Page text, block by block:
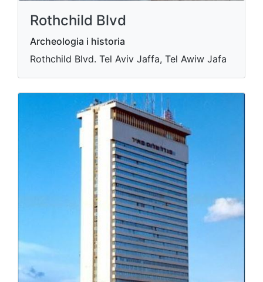
Rothchild Blvd
Archeologia i historia
Rothchild Blvd. Tel Aviv Jaffa, Tel Awiw Jafa